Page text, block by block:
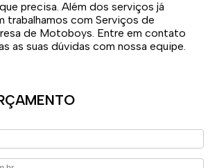
precisa. Além dos serviços já
trabalhamos com Serviços de
de Motoboys. Entre em contato
as suas dúvidas com nossa equipe.